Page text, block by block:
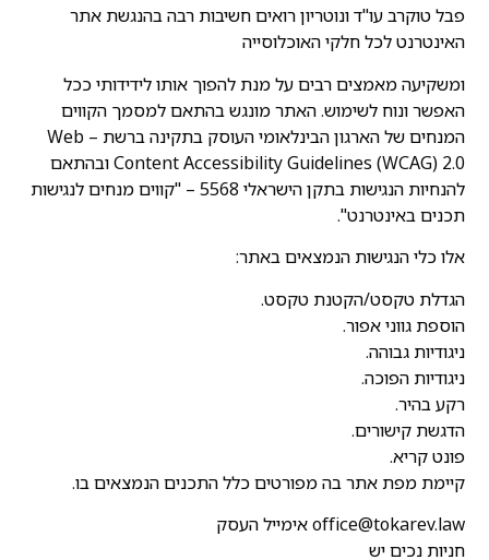
פבל טוקרב עו"ד ונוטריון רואים חשיבות רבה בהנגשת אתר
האינטרנט לכל חלקי האוכלוסייה
ומשקיעה מאמצים רבים על מנת להפוך אותו לידידותי ככל
האפשר ונוח לשימוש. האתר מונגש בהתאם למסמך הקווים
המנחים של הארגון הבינלאומי העוסק בתקינה ברשת – Web
Content Accessibility Guidelines (WCAG) 2.0 ובהתאם
להנחיות הנגישות בתקן הישראלי 5568 – "קווים מנחים לנגישות
תכנים באינטרנט".
אלו כלי הנגישות הנמצאים באתר:
הגדלת טקסט/הקטנת טקסט.
הוספת גווני אפור.
ניגודיות גבוהה.
ניגודיות הפוכה.
רקע בהיר.
הדגשת קישורים.
פונט קריא.
קיימת מפת אתר בה מפורטים כלל התכנים הנמצאים בו.
office@tokarev.law אימייל העסק
חניות נכים יש